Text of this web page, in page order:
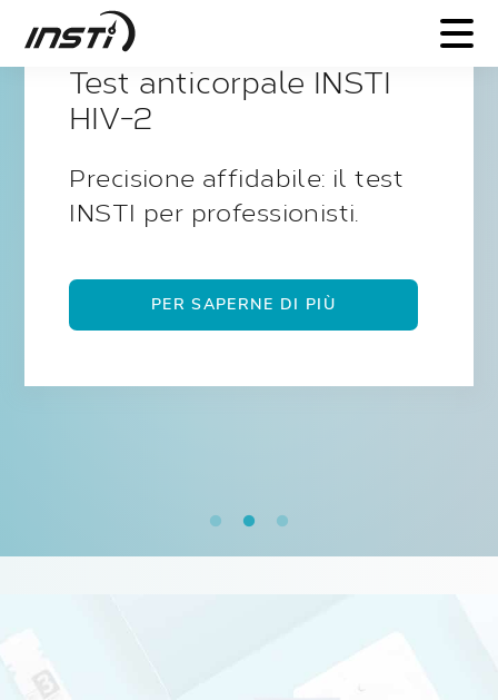
Test anticorpale INSTI
dell'HCV con il test rapido
INSTI .
PER SAPERNE DI PIÙ